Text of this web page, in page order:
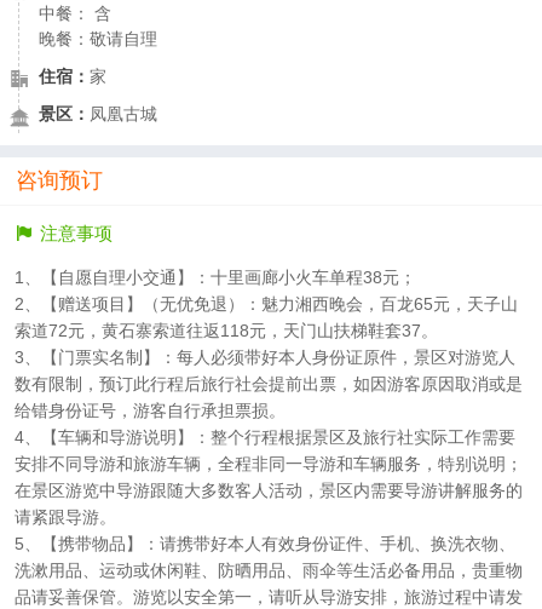
中餐： 含
晚餐：敬请自理
住宿： 家
景区： 凤凰古城
咨询预订
注意事项
1、【自愿自理小交通】：十里画廊小火车单程38元；
2、【赠送项目】（无优免退）：魅力湘西晚会，百龙65元，天子山
索道72元，黄石寨索道往返118元，天门山扶梯鞋套37。
3、【门票实名制】：每人必须带好本人身份证原件，景区对游览人
数有限制，预订此行程后旅行社会提前出票，如因游客原因取消或是
给错身份证号，游客自行承担票损。
4、【车辆和导游说明】：整个行程根据景区及旅行社实际工作需要
安排不同导游和旅游车辆，全程非同一导游和车辆服务，特别说明；
在景区游览中导游跟随大多数客人活动，景区内需要导游讲解服务的
请紧跟导游。
5、【携带物品】：请携带好本人有效身份证件、手机、换洗衣物、
洗漱用品、运动或休闲鞋、防晒用品、雨伞等生活必备用品，贵重物
品请妥善保管。游览以安全第一，请听从导游安排，旅游过程中请发